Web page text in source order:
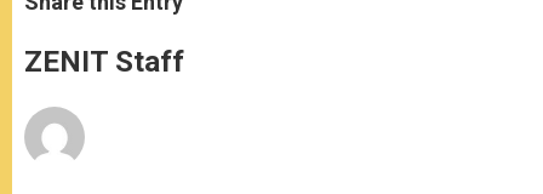
s
p
p
e
g
e
b
o
k
ZENIT Staff